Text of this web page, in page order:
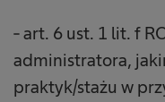
- art. 6 ust. 1 lit. f
administratora,
praktyk/stażu w